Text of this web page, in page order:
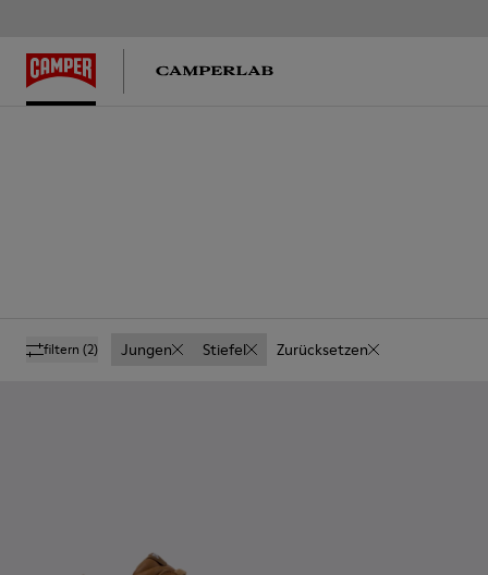
filtern (2) Jungen Stiefel Zurücksetzen